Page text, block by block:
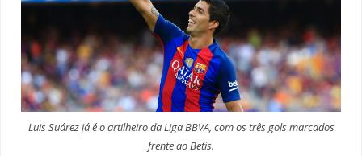
Luis Suárez já é o artilheiro da Liga BBVA, com os três gols marcados
frente ao Betis.